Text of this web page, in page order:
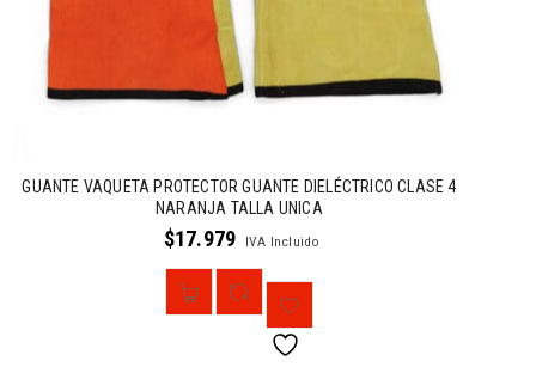
GUANTE VAQUETA PROTECTOR GUANTE DIELÉCTRICO CLASE 4
NARANJA TALLA UNICA
$17.979 IVA Incluido